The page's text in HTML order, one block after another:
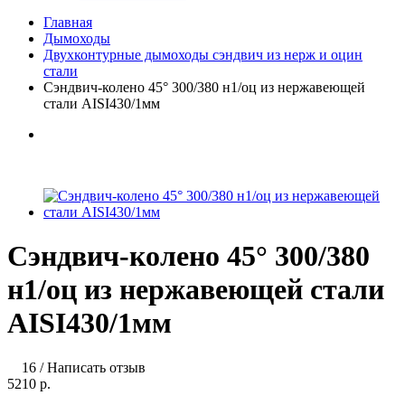
Главная
Дымоходы
Двухконтурные дымоходы сэндвич из нерж и оцин
стали
Сэндвич-колено 45° 300/380 н1/оц из нержавеющей
стали AISI430/1мм
Сэндвич-колено 45° 300/380
н1/оц из нержавеющей стали
AISI430/1мм
16 /Написать отзыв
5210 р.